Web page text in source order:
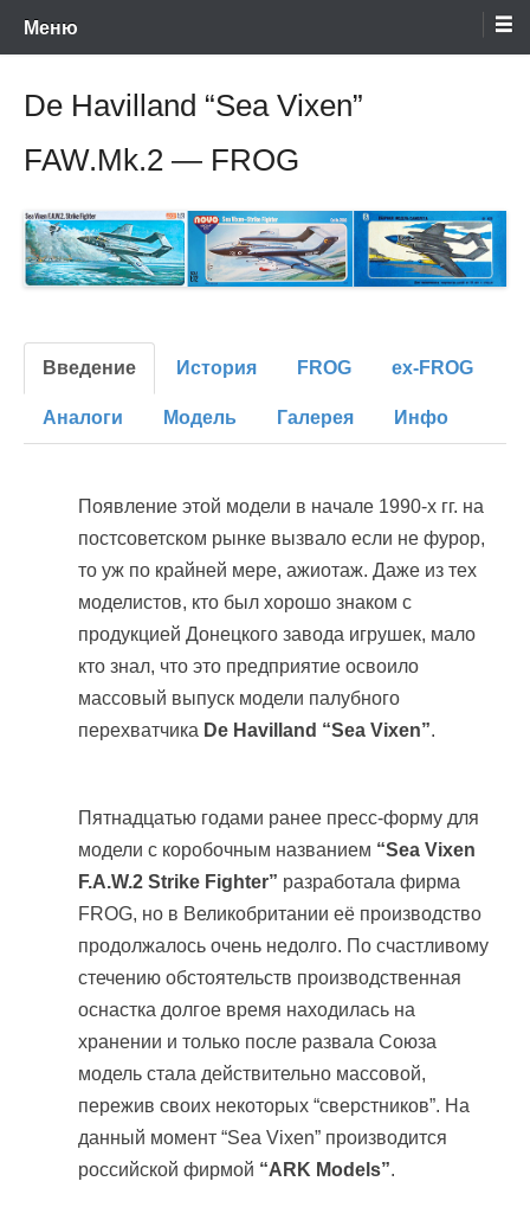
Перейти
Ретро-Модели.Ру
Энциклопедия отечественных и зарубежных сборных моделей
времен СССР и постсоветского периода. Проект участников сайтов
Меню
De Havilland “Sea Vixen”
FAW.Mk.2 — FROG
Введение История FROG ex-FROG
Аналоги Модель Галерея Инфо
Появление этой модели в начале 1990-х гг. на
постсоветском рынке вызвало если не фурор,
то уж по крайней мере, ажиотаж. Даже из тех
моделистов, кто был хорошо знаком с
продукцией Донецкого завода игрушек, мало
кто знал, что это предприятие освоило
массовый выпуск модели палубного
перехватчика De Havilland “Sea Vixen”.
Пятнадцатью годами ранее пресс-форму для
модели с коробочным названием “Sea Vixen
F.A.W.2 Strike Fighter” разработала фирма
FROG, но в Великобритании её производство
продолжалось очень недолго. По счастливому
стечению обстоятельств производственная
оснастка долгое время находилась на
хранении и только после развала Союза
модель стала действительно массовой,
пережив своих некоторых “сверстников”. На
данный момент “Sea Vixen” производится
российской фирмой “ARK Models”.